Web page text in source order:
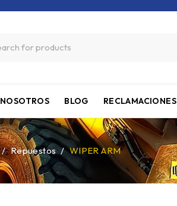
NOSOTROS BLOG RECLAMACIONES
/ Repuestos / WIPER ARM